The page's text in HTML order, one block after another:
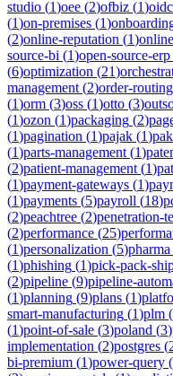
studio (1)oee (2)ofbiz (1)oidc
(1)on-premises (1)
(2)online-reputation (1)
source-bi (1)open-source-erp
(6)optimization (21)
management (2)order-routing
(1)orm (3)oss (1)otto (3)
(1)ozon (1)packaging (2)
(1)pagination (1)pajak (1)
(1)parts-management (1)
(2)patient-management (1)
(1)payment-gateways (1)
(1)payments (5)payroll (18)
(2)peachtree (2)penetration-
(2)performance (25)
(1)personalization (5)pharma
(1)phishing (1)pick-pack-
(2)pipeline (9)pipeline-
(1)planning (9)plans (1)
smart-manufacturing (1)plm (
(1)point-of-sale (3)poland (3)
implementation (2)postgres (
bi-premium (1)power-query (